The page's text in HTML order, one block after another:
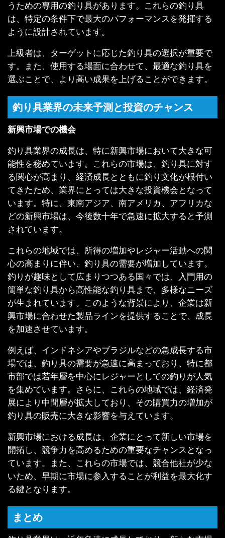
うための専用の釣り具があります。これらの釣り具
は、特定の条件下で最大のパフォーマンスを発揮する
ように設計されています。
上級者は、ターゲットに応じた釣り具の選択が重要で
す。また、使用する場面に合わせて、最適な釣り具を
選ぶことで、より高い成果を上げることができます。
釣り具業界の未来予測と投資のチャンス
新興市場での機会
釣り具業界の成長は、特に新興市場において大きな可
能性を秘めています。これらの市場は、釣り具に対す
る関心が高まり、経済成長とともに釣り文化が根付い
てきたため、業界にとっては大きな投資機会となって
います。特に、東南アジア、南アメリカ、アフリカな
どの新興市場は、今後数十年で急速に拡大すると予測
されています。
これらの地域では、所得の増加やレジャー活動への関
心の高まりに伴い、釣り具の需要が増加しています。
釣りが趣味として広まりつつある国々では、入門用の
簡単な釣り具から高性能な釣り具まで、多様なニーズ
が生まれています。このような背景により、企業は新
興市場に合わせた製品ラインを提供することで、成長
を加速させています。
例えば、インドネシアやブラジルなどの急成長する市
場では、釣り具の需要が急速に高まっており、特に都
市部では若年層を中心にレジャーとしての釣りが人気
を集めています。さらに、これらの地域では、経済発
展により中間層が拡大しており、その購買力の増加が
釣り具の販売に大きな影響を与えています。
新興市場における成長は、企業にとって新しい市場を
開拓し、競争力を高めるための重要なチャンスとなっ
ています。また、これらの市場では、競合他社が少な
いため、早期に市場に参入することが利益を最大化す
る鍵となります。
まとめ